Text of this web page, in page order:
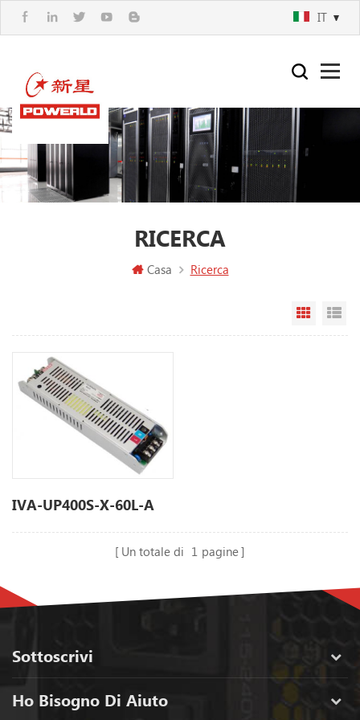
IT
RICERCA
Casa Ricerca
Vista
IVA-UP400S-X-60L-A
Un totale di 1 pagine
Sottoscrivi
Ho Bisogno Di Aiuto